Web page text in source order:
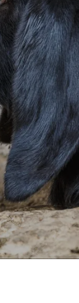
e
r
)
s
t